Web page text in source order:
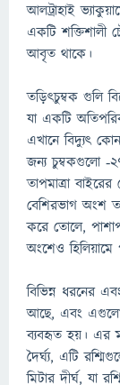
আলট্রাহাই
একটি শক্তিশালী
আবৃত থাকে।
তড়িৎচুম্বক গুলি
যা একটি
এখানে বিদ্যুৎ
জন্য চুম্বকগুলো
তাপমাত্রা
বেশিরভাগ অংশ
করে তোলে,
অংশেও হিলিয়ামে
বিভিন্ন ধরনের
আছে, এবং এগুলো
ব্যবহৃত হয়। এর
দৈর্ঘ্য, এটি
মিটার দীর্ঘ, যা